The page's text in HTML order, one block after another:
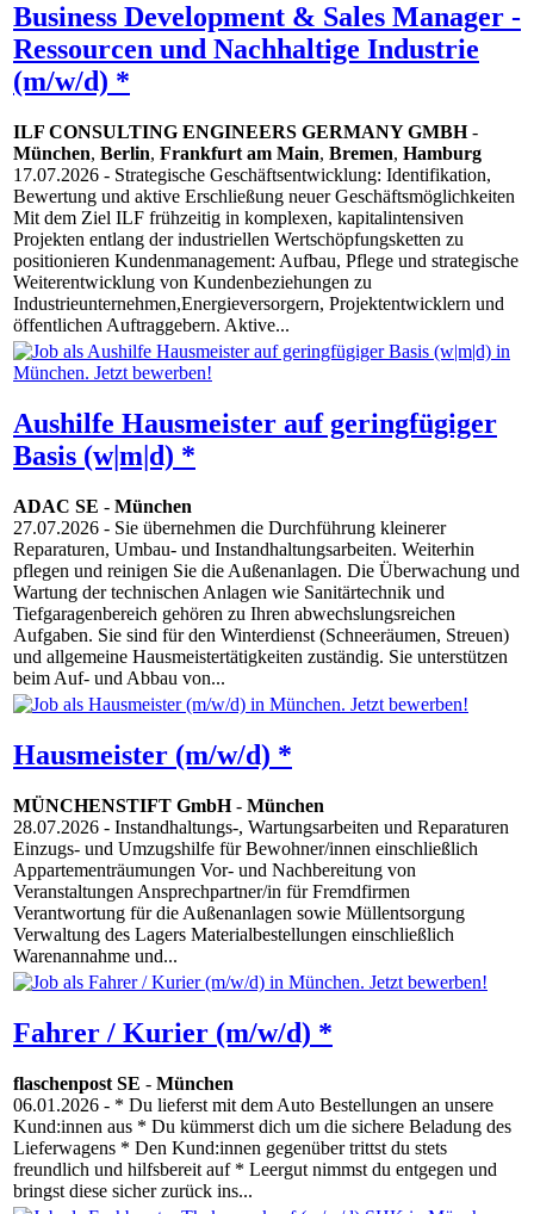
Business Development & Sales Manager -
Ressourcen und Nachhaltige Industrie
(m/w/d) *
ILF CONSULTING ENGINEERS GERMANY GMBH-
München, Berlin, Frankfurt am Main, Bremen, Hamburg
17.07.2026 - Strategische Geschäftsentwicklung: Identifikation,
Bewertung und aktive Erschließung neuer Geschäftsmöglichkeiten
Mit dem Ziel ILF frühzeitig in komplexen, kapitalintensiven
Projekten entlang der industriellen Wertschöpfungsketten zu
positionieren Kundenmanagement: Aufbau, Pflege und strategische
Weiterentwicklung von Kundenbeziehungen zu
Industrieunternehmen,Energieversorgern, Projektentwicklern und
öffentlichen Auftraggebern. Aktive...
Aushilfe Hausmeister auf geringfügiger
Basis (w|m|d) *
ADAC SE - München
27.07.2026 - Sie übernehmen die Durchführung kleinerer
Reparaturen, Umbau- und Instandhaltungsarbeiten. Weiterhin
pflegen und reinigen Sie die Außenanlagen. Die Überwachung und
Wartung der technischen Anlagen wie Sanitärtechnik und
Tiefgaragenbereich gehören zu Ihren abwechslungsreichen
Aufgaben. Sie sind für den Winterdienst (Schneeräumen, Streuen)
und allgemeine Hausmeistertätigkeiten zuständig. Sie unterstützen
beim Auf- und Abbau von...
Hausmeister (m/w/d) *
MÜNCHENSTIFT GmbH- München
28.07.2026 - Instandhaltungs-, Wartungsarbeiten und Reparaturen
Einzugs- und Umzugshilfe für Bewohner/innen einschließlich
Appartementräumungen Vor- und Nachbereitung von
Veranstaltungen Ansprechpartner/in für Fremdfirmen
Verantwortung für die Außenanlagen sowie Müllentsorgung
Verwaltung des Lagers Materialbestellungen einschließlich
Warenannahme und...
Fahrer / Kurier (m/w/d) *
flaschenpost SE - München
06.01.2026 - * Du lieferst mit dem Auto Bestellungen an unsere
Kund:innen aus * Du kümmerst dich um die sichere Beladung des
Lieferwagens * Den Kund:innen gegenüber trittst du stets
freundlich und hilfsbereit auf * Leergut nimmst du entgegen und
bringst diese sicher zurück ins...